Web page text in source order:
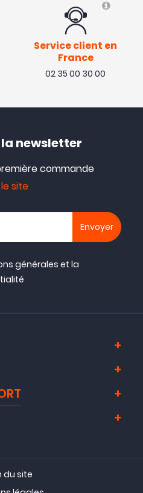
Service client en
France
02 35 00 30 00
newsletter
commande
site
générales et la
du site